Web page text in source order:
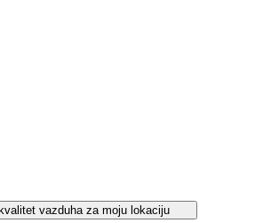
vazduha za moju lokaciju